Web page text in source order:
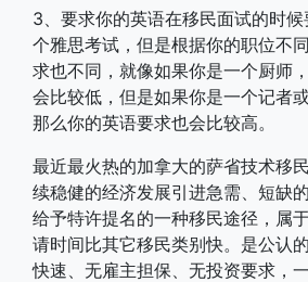
3、要求你的英语在移民面试的时
个雅思考试，但是根据你的职位不
求也不同，就像如果你是一个厨师
会比较低，但是如果你是一个记者
那么你的英语要求也会比较高。
最近最火热的加拿大的萨省技术移
续稳健的经济发展引进急需、短缺
给予特许提名的一种移民途径，属
请时间比其它移民类别快。是公认
快速、无雇主担保、无投资要求，